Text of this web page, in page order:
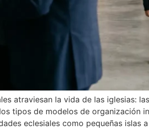
atraviesan la vida de las iglesias:
tipos de modelos de organización
eclesiales como pequeñas islas